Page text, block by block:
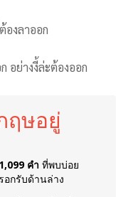
งลาออก
อย่างงี้ล่ะต้องออก
ฤษอยู่
คำ ที่พบบ่อย
อกรับด้านล่าง